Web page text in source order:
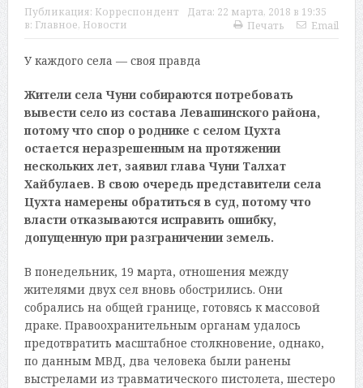
Публикация: Корреспондент Дата: 22 марта, 2018 в 19:35
в: Главное, Новости Печать Email
У каждого села — своя правда
Жители села Чуни собираются потребовать
вывести село из состава Левашинского района,
потому что спор о роднике с селом Цухта
остается неразрешенным на протяжении
нескольких лет, заявил глава Чуни Талхат
Хайбулаев. В свою очередь представители села
Цухта намерены обратиться в суд, потому что
власти отказываются исправить ошибку,
допущенную при разграничении земель.
В понедельник, 19 марта, отношения между
жителями двух сел вновь обострились. Они
собрались на общей границе, готовясь к массовой
драке. Правоохранительным органам удалось
предотвратить масштабное столкновение, однако,
по данным МВД, два человека были ранены
выстрелами из травматического пистолета, шестеро